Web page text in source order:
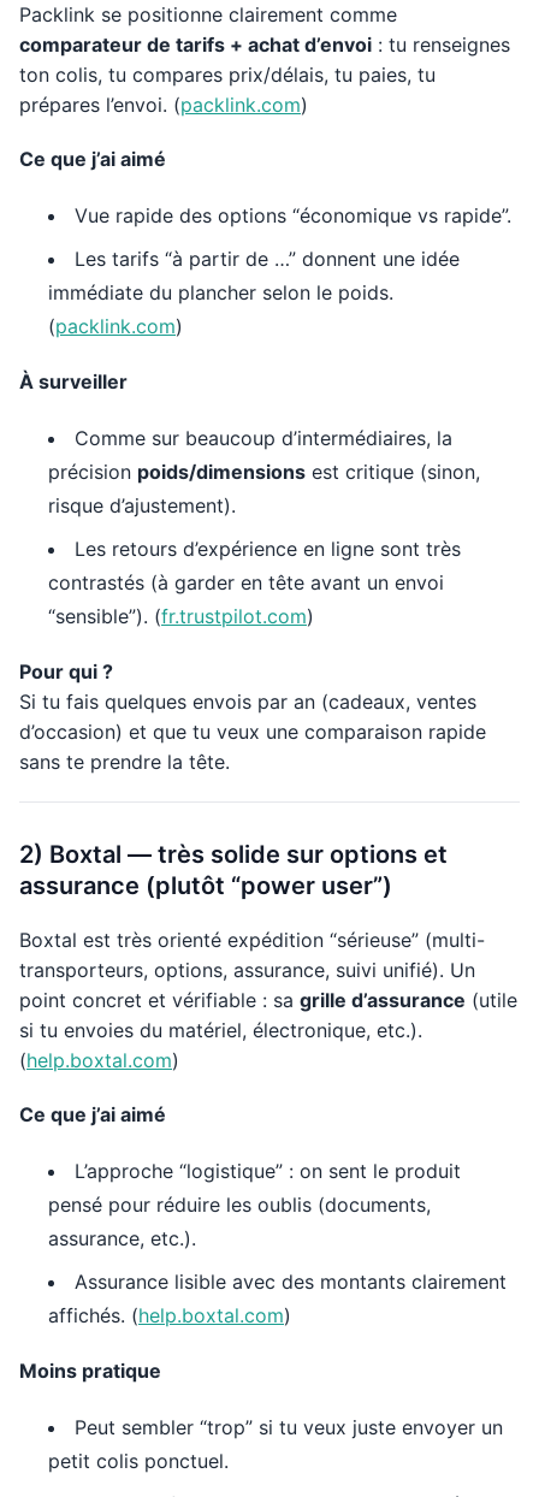
Packlink se positionne clairement comme
comparateur de tarifs + achat d’envoi : tu renseignes
ton colis, tu compares prix/délais, tu paies, tu
prépares l’envoi. (packlink.com)
Ce que j’ai aimé
Vue rapide des options “économique vs rapide”.
Les tarifs “à partir de …” donnent une idée
immédiate du plancher selon le poids.
(packlink.com)
À surveiller
Comme sur beaucoup d’intermédiaires, la
précision poids/dimensions est critique (sinon,
risque d’ajustement).
Les retours d’expérience en ligne sont très
contrastés (à garder en tête avant un envoi
“sensible”). (fr.trustpilot.com)
Pour qui ?
Si tu fais quelques envois par an (cadeaux, ventes
d’occasion) et que tu veux une comparaison rapide
sans te prendre la tête.
2) Boxtal — très solide sur options et
assurance (plutôt “power user”)
Boxtal est très orienté expédition “sérieuse” (multi-
transporteurs, options, assurance, suivi unifié). Un
point concret et vérifiable : sa grille d’assurance (utile
si tu envoies du matériel, électronique, etc.).
(help.boxtal.com)
Ce que j’ai aimé
L’approche “logistique” : on sent le produit
pensé pour réduire les oublis (documents,
assurance, etc.).
Assurance lisible avec des montants clairement
affichés. (help.boxtal.com)
Moins pratique
Peut sembler “trop” si tu veux juste envoyer un
petit colis ponctuel.